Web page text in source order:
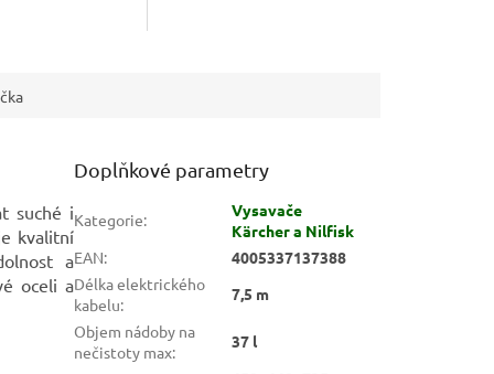
suché i
kvalitní
a
oceli a
Doplňkové parametry
Kategorie:
Vysavače
Kärcher a Nilfisk
EAN:
4005337137388
Délka elektrického
kabelu:
7,5 m
Objem nádoby na
nečistoty max:
37 l